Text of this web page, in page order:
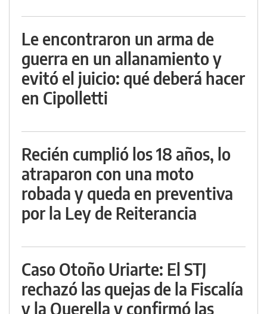
Le encontraron un arma de
guerra en un allanamiento y
evitó el juicio: qué deberá hacer
en Cipolletti
Recién cumplió los 18 años, lo
atraparon con una moto
robada y queda en preventiva
por la Ley de Reiterancia
Caso Otoño Uriarte: El STJ
rechazó las quejas de la Fiscalía
y la Querella y confirmó las